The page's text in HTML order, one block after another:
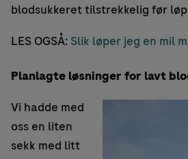
blodsukkeret tilstrekkelig før
LES OGSÅ: Slik løper jeg en mil
Planlagte løsninger for lavt
Vi hadde med
oss en liten
sekk med litt